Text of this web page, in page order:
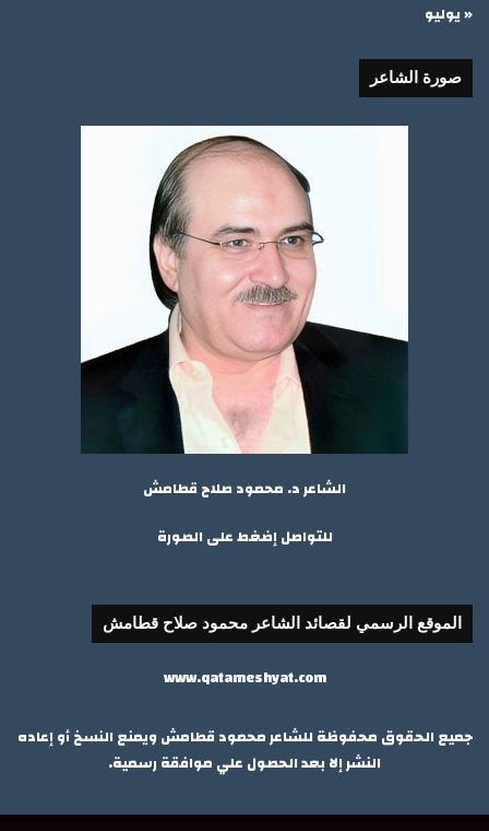
« يوليو
صورة الشاعر
الشاعر د. محمود صلاح قطامش
للتواصل إضغط على الصورة
الموقع الرسمي لقصائد الشاعر محمود صلاح قطامش
www.qatameshyat.com
جميع الحقوق محفوظة للشاعر محمود قطامش ويمنع النسخ أو إعاده
النشر إلا بعد الحصول علي موافقة رسمية.